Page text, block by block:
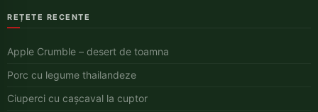
REȚETE RECENTE
Apple Crumble – desert de toamna
Porc cu legume thailandeze
Ciuperci cu cașcaval la cuptor